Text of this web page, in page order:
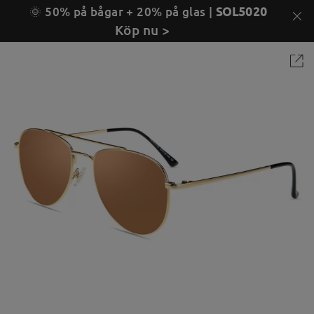
🌞 50% på bågar + 20% på glas | SOL5020
Köp nu >